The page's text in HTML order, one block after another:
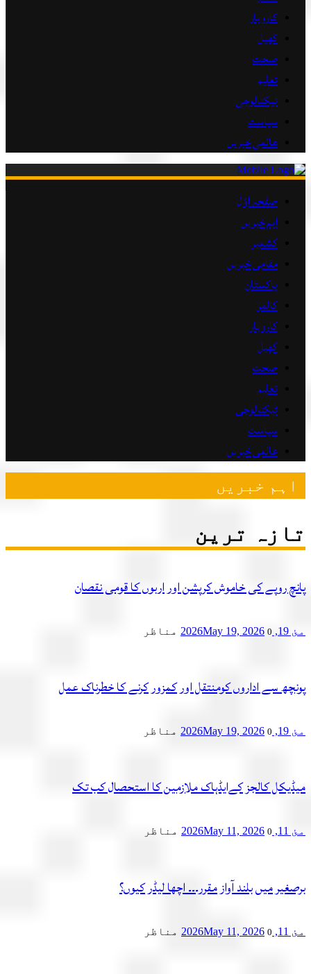
کاروبار
کھیل
صحت
تعلیم
ٹیکنالوجی
سیاست
عالمی خبریں
صفحہ اوّل
اہم خبریں
کشمیر
مقامی خبریں
پاکستان
کالمز
کاروبار
کھیل
صحت
تعلیم
ٹیکنالوجی
سیاست
عالمی خبریں
خبریں
ترین
روپے کی خاموش کرپشن اور اربوں کا قومی نقصان
May 19, 2026 0 مناظر
سے اداروں کومنتقل اور کمزور کرنے کا خطرناک عمل
May 19, 2026 0 مناظر
کالجز کےایڈہاک ملازمین کا استحصال کب تک
May 11, 2026 0 مناظر
میں بلند آواز مقرر۔۔۔ اچھا لیڈر کیوں؟
May 11, 2026 مناظر